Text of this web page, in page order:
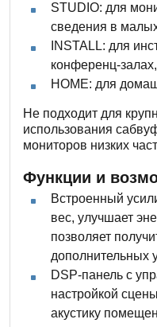
STUDIO: для
сведения в
INSTALL: для
конференц-
HOME: для
Не подходит для
использования
мониторов низких
Функции и
Встроенный
вес, улучшает
позволяет
дополнительных
DSP-панель с
настройкой
акустику